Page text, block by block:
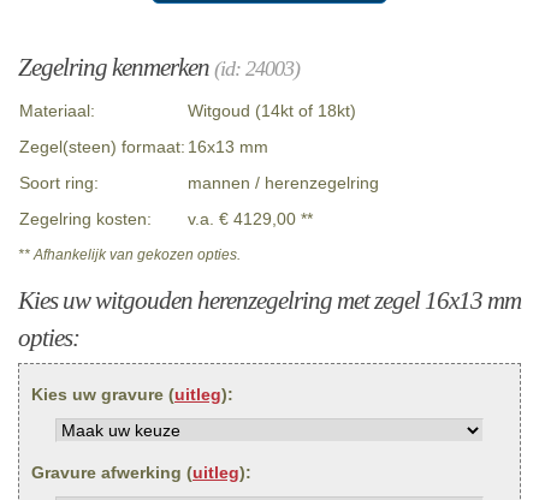
Zegelring kenmerken (id: 24003)
Materiaal:
Witgoud (14kt of 18kt)
Zegel(steen) formaat: 16x13 mm
Soort ring:
mannen / herenzegelring
Zegelring kosten:
v.a. € 4129,00 **
** Afhankelijk van gekozen opties.
Kies uw witgouden herenzegelring met zegel 16x13 mm
opties:
Kies uw gravure (uitleg):
Gravure afwerking (uitleg):